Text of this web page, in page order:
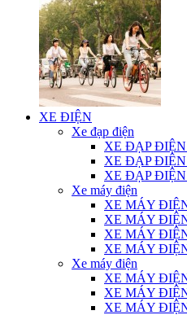
XE ĐIỆN
Xe đạp điện
XE ĐẠP ĐIỆN
XE ĐẠP
XE ĐẠP
Xe máy điện
XE MÁY
XE MÁY
XE MÁY
XE MÁY
Xe máy điện
XE MÁY
XE MÁY
XE MÁY